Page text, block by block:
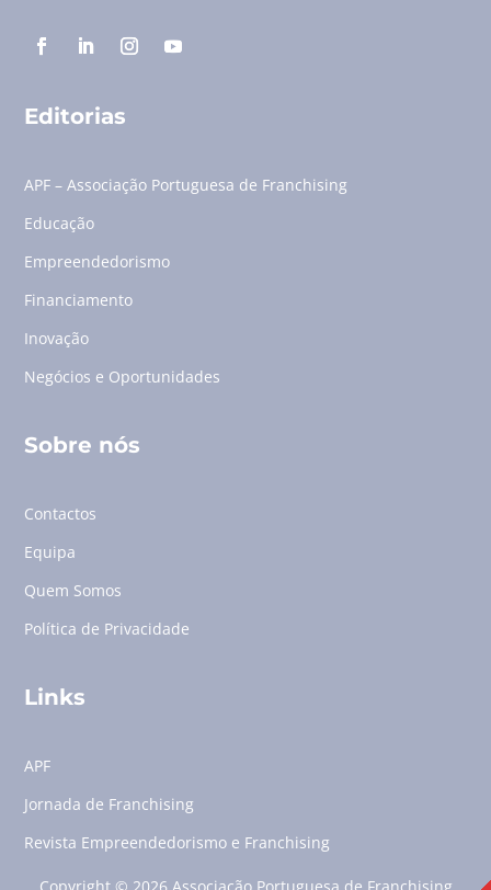
Editorias
APF – Associação Portuguesa de Franchising
Educação
Empreendedorismo
Financiamento
Inovação
Negócios e Oportunidades
Sobre nós
Contactos
Equipa
Quem Somos
Política de Privacidade
Links
APF
Jornada de Franchising
Revista Empreendedorismo e Franchising